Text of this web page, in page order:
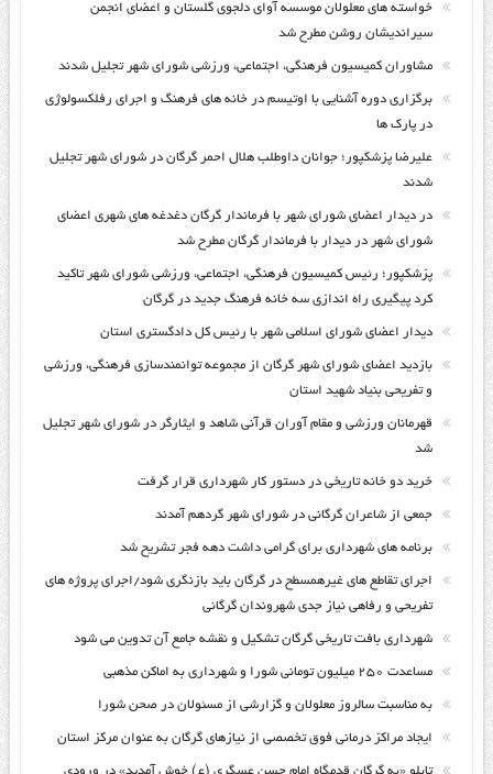
خواسته های معلولان موسسه آوای دلجوی گلستان و اعضای انجمن
سیراندیشان روشن مطرح شد
مشاوران کمیسیون فرهنگی، اجتماعی، ورزشی شورای شهر تجلیل شدند
برگزاری دوره آشنایی با اوتیسم در خانه های فرهنگ و اجرای رفلکسولوژی
در پارک ها
علیرضا پزشکپور؛ جوانان داوطلب هلال احمر گرگان در شورای شهر تجلیل
شدند
در دیدار اعضای شورای شهر با فرماندار گرگان دغدغه های شهری اعضای
شورای شهر در دیدار با فرماندار گرگان مطرح شد
پزشکپور؛ رئیس کمیسیون فرهنگی، اجتماعی، ورزشی شورای شهر تاکید
کرد پیگیری راه اندازی سه خانه فرهنگ جدید در گرگان
دیدار اعضای شورای اسلامی شهر با رئیس کل دادگستری استان
بازدید اعضای شورای شهر گرگان از مجموعه توانمندسازی فرهنگی، ورزشی
و تفریحی بنیاد شهید استان
قهرمانان ورزشی و مقام آوران قرآنی شاهد و ایثارگر در شورای شهر تجلیل
شد
خرید دو خانه تاریخی در دستور کار شهرداری قرار گرفت
جمعی از شاعران گرگانی در شورای شهر گردهم آمدند
برنامه های شهرداری برای گرامی داشت دهه فجر تشریح شد
اجرای تقاطع های غیرهمسطح در گرگان باید بازنگری شود/اجرای پروژه های
تفریحی و رفاهی نیاز جدی شهروندان گرگانی
شهرداری بافت تاریخی گرگان تشکیل و نقشه جامع آن تدوین می شود
مساعدت ۲۵۰ میلیون تومانی شورا و شهرداری به اماکن مذهبی
به مناسبت سالروز معلولان و گزارشی از مسئولان در صحن شورا
ایجاد مراکز درمانی فوق تخصصی از نیازهای گرگان به عنوان مرکز استان